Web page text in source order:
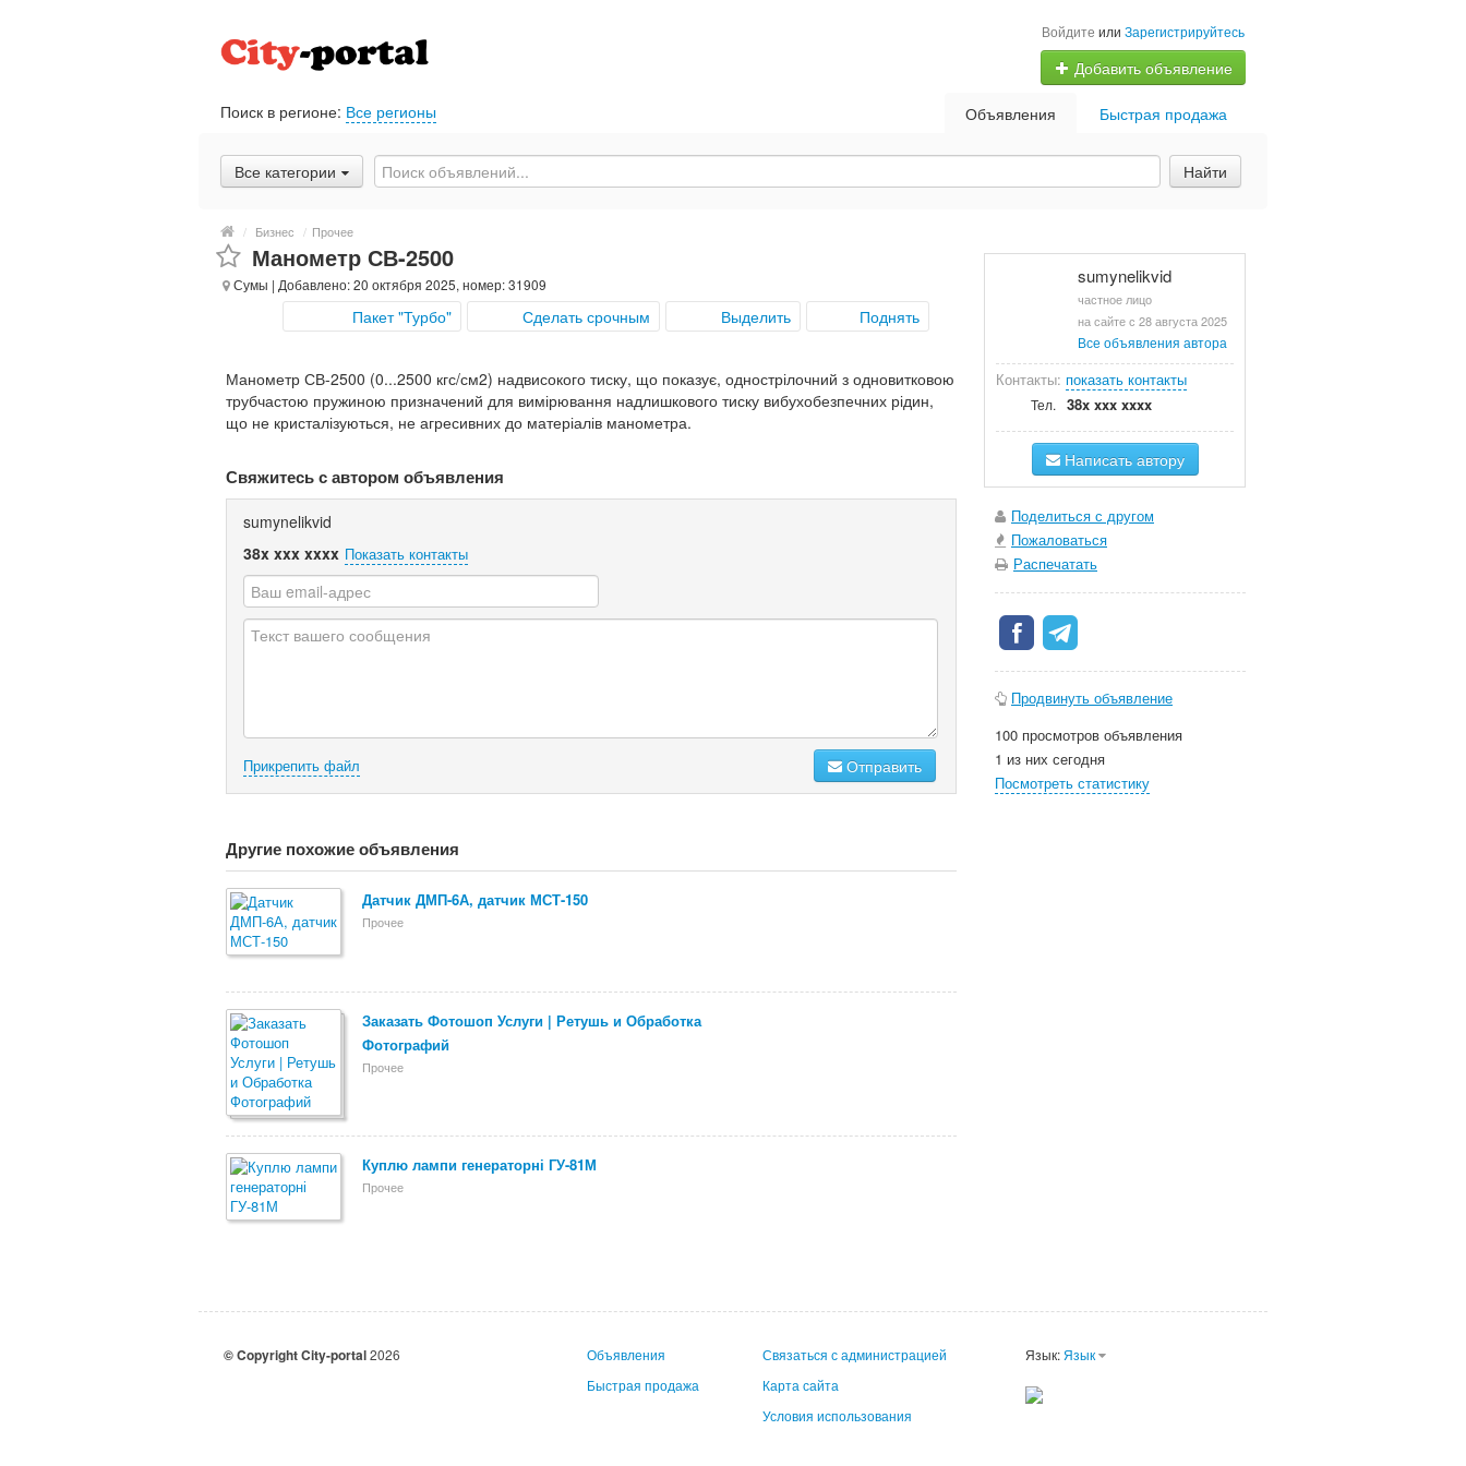
Войдите или Зарегистрируйтесь
Добавить объявление
Поиск в регионе: Все регионы Быстрая продажа
Объявления
Все категории Найти
/ Бизнес / Прочее
Манометр СВ-2500
Сумы | Добавлено: 20 октября 2025, номер: 31909
Пакет "Турбо" Сделать срочным Выделить Поднять
Манометр СВ-2500 (0...2500 кгс/см2) надвисокого тиску, що показує, однострілочний з одновитковою
трубчастою пружиною призначений для вимірювання надлишкового тиску вибухобезпечних рідин,
що не кристалізуються, не агресивних до матеріалів манометра.
Свяжитесь с автором объявления
sumynelikvid
38x xxx xxxx Показать контакты
Прикрепить файл Отправить
Другие похожие объявления
Датчик ДМП-6А, датчик МСТ-150
Прочее
Заказать Фотошоп Услуги | Ретушь и Обработка
Фотографий
Прочее
Куплю лампи генераторні ГУ-81М
Прочее
sumynelikvid
частное лицо
на сайте с 28 августа 2025
Все объявления автора
Контакты: показать контакты
Тел. 38x xxx xxxx
Написать автору
Поделиться с другом
Пожаловаться
Распечатать
Продвинуть объявление
100 просмотров объявления
1 из них сегодня
Посмотреть статистику
© Copyright City-portal2026
Объявления
Быстрая продажа
Связаться с администрацией
Карта сайта
Условия использования
Язык: Язык